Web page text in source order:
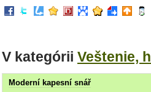
V kategórii Veštenie,
Moderní kapesní snář